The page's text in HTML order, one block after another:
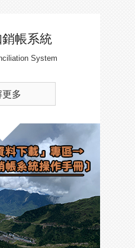
帳系統
System
更多